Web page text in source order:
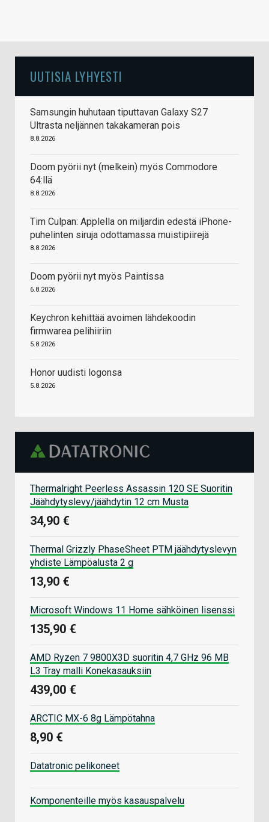
UUTISIA LYHYESTI
Samsungin huhutaan tiputtavan Galaxy S27
Ultrasta neljännen takakameran pois
8.8.2026
Doom pyörii nyt (melkein) myös Commodore
64:llä
8.8.2026
Tim Culpan: Applella on miljardin edestä iPhone-
puhelinten siruja odottamassa muistipiirejä
8.8.2026
Doom pyörii nyt myös Paintissa
6.8.2026
Keychron kehittää avoimen lähdekoodin
firmwarea pelihiiriin
5.8.2026
Honor uudisti logonsa
5.8.2026
Thermalright Peerless Assassin 120 SE Suoritin
Jäähdytyslevy/jäähdytin 12 cm Musta
34,90 €
Thermal Grizzly PhaseSheet PTM jäähdytyslevyn
yhdiste Lämpöalusta 2 g
13,90 €
Microsoft Windows 11 Home sähköinen lisenssi
135,90 €
AMD Ryzen 7 9800X3D suoritin 4,7 GHz 96 MB
L3 Tray malli Konekasauksiin
439,00 €
ARCTIC MX-6 8g Lämpötahna
8,90 €
Datatronic pelikoneet
Komponenteille myös kasauspalvelu